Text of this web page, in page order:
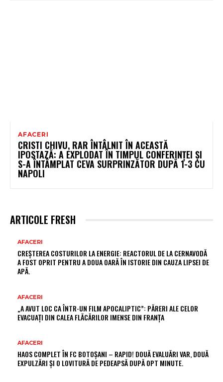
AFACERI
CRISTI CHIVU, RAR ÎNTÂLNIT ÎN ACEASTĂ
IPOSTAZĂ: A EXPLODAT ÎN TIMPUL CONFERINȚEI ȘI
S-A ÎNTÂMPLAT CEVA SURPRINZĂTOR DUPĂ 1-3 CU
NAPOLI
ARTICOLE FRESH
AFACERI
CREȘTEREA COSTURILOR LA ENERGIE: REACTORUL DE LA CERNAVODĂ
A FOST OPRIT PENTRU A DOUA OARĂ ÎN ISTORIE DIN CAUZA LIPSEI DE
APĂ.
AFACERI
„A AVUT LOC CA ÎNTR-UN FILM APOCALIPTIC”: PĂRERI ALE CELOR
EVACUAȚI DIN CALEA FLĂCĂRILOR IMENSE DIN FRANȚA
AFACERI
HAOS COMPLET ÎN FC BOTOȘANI – RAPID! DOUĂ EVALUĂRI VAR, DOUĂ
EXPULZĂRI ȘI O LOVITURĂ DE PEDEAPSĂ DUPĂ OPT MINUTE.